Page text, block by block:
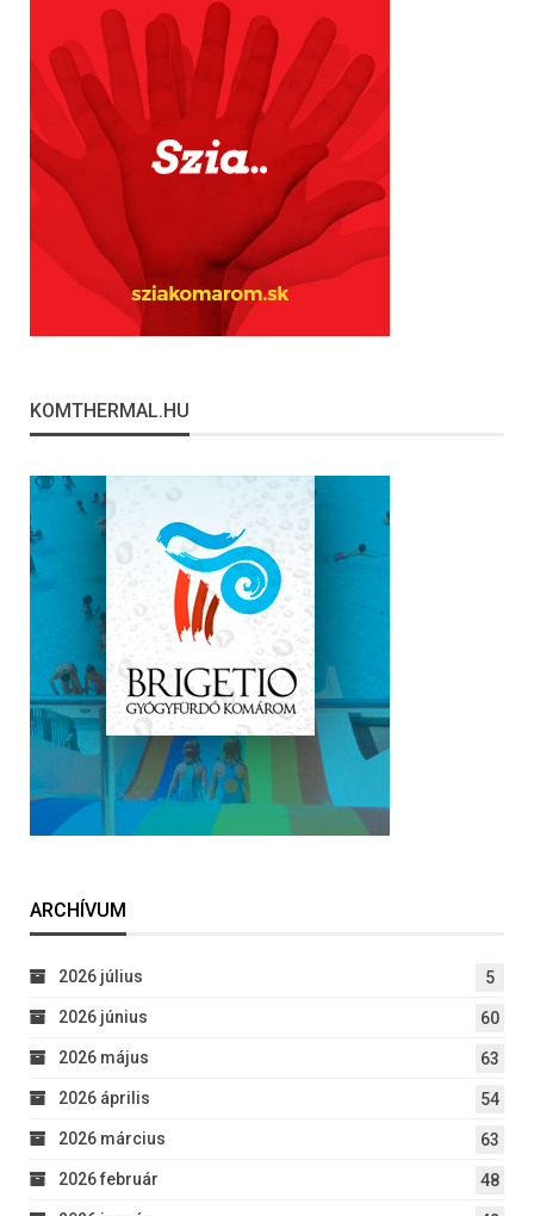
KOMTHERMAL.HU
ARCHÍVUM
2026 július 5
2026 június 60
2026 május 63
2026 április 54
2026 március 63
2026 február 48